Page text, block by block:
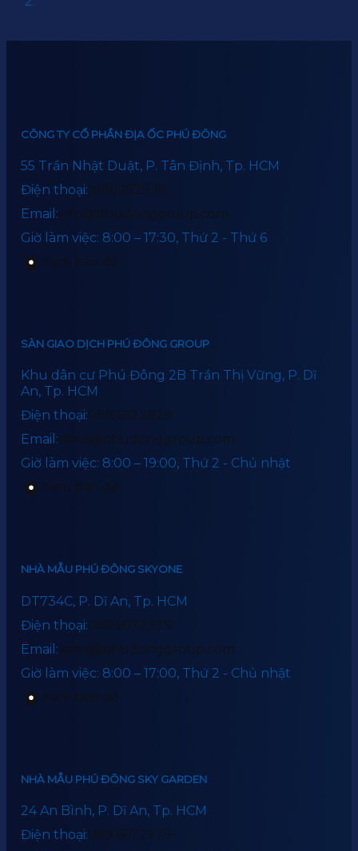
CÔNG TY CỔ PHẦN ĐỊA ỐC PHÚ ĐÔNG
55 Trần Nhật Duật, P. Tân Định, Tp. HCM
Điện thoại:1900292939
Email:info@phudonggroup.com
Giờ làm việc: 8:00 – 17:30, Thứ 2 - Thứ 6
Xem bản đồ
SÀN GIAO DỊCH PHÚ ĐÔNG GROUP
Khu dân cư Phú Đông 2B Trần Thị Vững, P. Dĩ
An, Tp. HCM
Điện thoại:089.667.2929
Email:sales@phudonggroup.com
Giờ làm việc: 8:00 – 19:00, Thứ 2 - Chủ nhật
Xem bản đồ
NHÀ MẪU PHÚ ĐÔNG SKYONE
DT734C, P. Dĩ An, Tp. HCM
Điện thoại:089.667.2929
Email:sales@phudonggroup.com
Giờ làm việc: 8:00 – 17:00, Thứ 2 - Chủ nhật
Xem bản đồ
NHÀ MẪU PHÚ ĐÔNG SKY GARDEN
24 An Bình, P. Dĩ An, Tp. HCM
Điện thoại:089.667.2929